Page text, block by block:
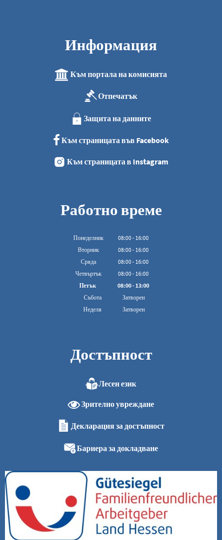
Информация
Към портала на комисията
Отпечатък
Защита на данните
Към страницата във Facebook
Към страницата в Instagram
Работно време
Понеделник 08:00- 16:00
От 08:00 до 16:00
Вторник 08:00- 16:00
От 08:00 до 16:00
Сряда 08:00- 16:00
От 08:00 до 16:00
Четвъртък 08:00- 16:00
От 08:00 до 16:00
Петък 08:00-13:00
От 08:00 до 13:00 ч.
Събота
Затворен
Неделя
Затворен
Достъпност
Лесен език
Зрително увреждане
Декларация за достъпност
Бариера за докладване